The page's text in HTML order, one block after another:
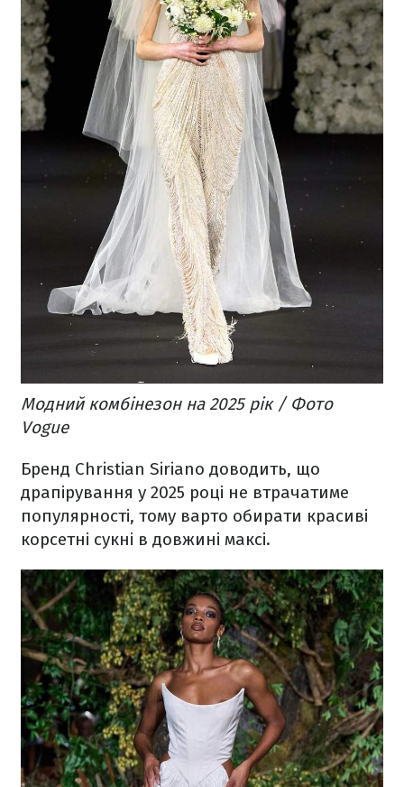
Модний комбінезон на 2025 рік / Фото
Vogue
Бренд Christian Siriano доводить, що
драпірування у 2025 році не втрачатиме
популярності, тому варто обирати красиві
корсетні сукні в довжині максі.